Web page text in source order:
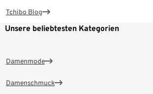
Tchibo Blog
Unsere beliebtesten Kategorien
Damenmode
Damenschmuck